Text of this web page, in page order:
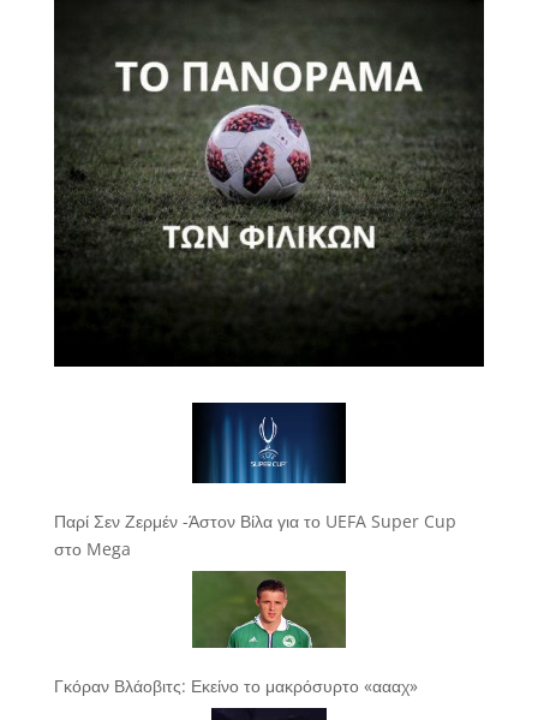
Παρί Σεν Ζερμέν -Άστον Βίλα για το UEFA Super Cup
στο Mega
Γκόραν Βλάοβιτς: Εκείνο το μακρόσυρτο «αααχ»